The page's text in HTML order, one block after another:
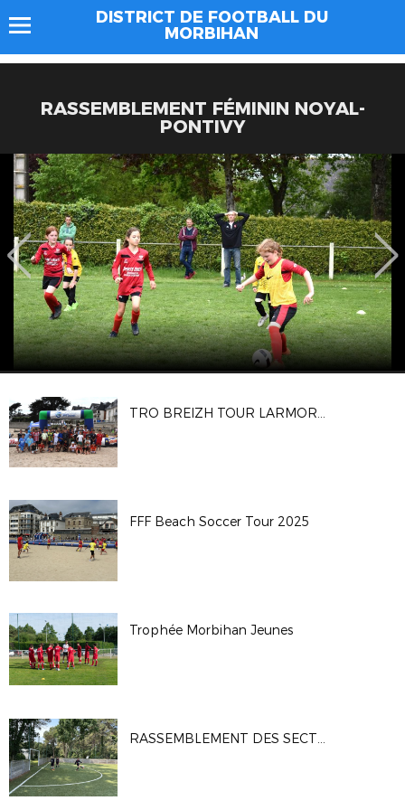
DISTRICT DE FOOTBALL DU
MORBIHAN
RASSEMBLEMENT FÉMININ NOYAL-
PONTIVY
TRO BREIZH TOUR LARMOR PLAGE 2025
FFF Beach Soccer Tour 2025
Trophée Morbihan Jeunes
RASSEMBLEMENT DES SECTIONS FOOT